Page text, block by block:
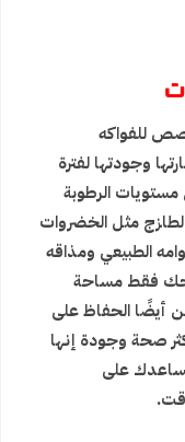
للفواكه
وجودتها لفترة
الرطوبة
مثل الخضروات
الطبيعي ومذاقه
فقط مساحة
أيضًا الحفاظ على
صحة وجودة إنها
على